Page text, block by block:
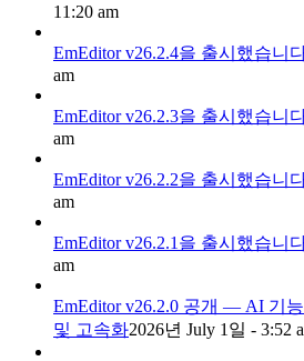
11:20 am
EmEditor v26.2.4을 출시했습니
am
EmEditor v26.2.3을 출시했습니
am
EmEditor v26.2.2을 출시했습니
am
EmEditor v26.2.1을 출시했습니
am
EmEditor v26.2.0 공개 — AI 기
및 고속화2026년 July 1일 - 3:52